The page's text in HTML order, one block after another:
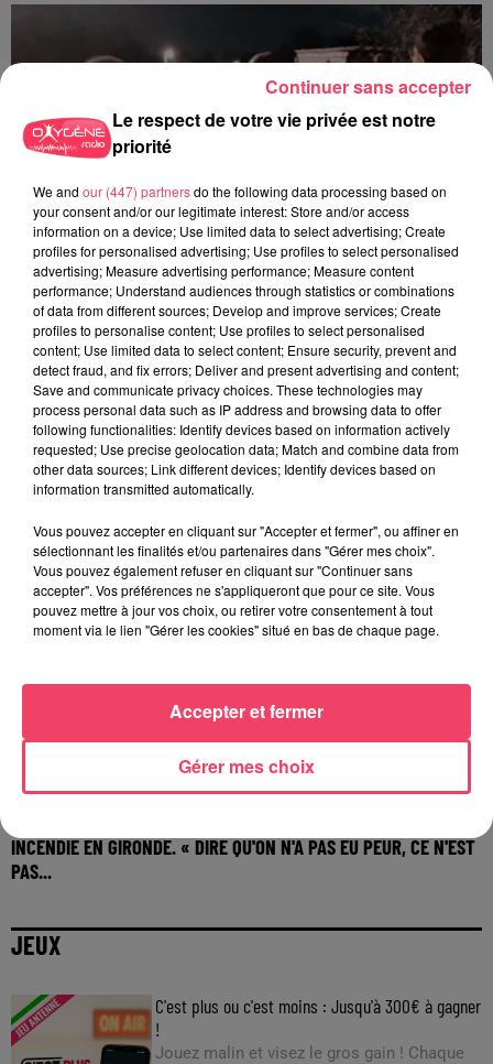
29 juillet 2026
SEGRÉ. ATTAQUE À L'ARME BLANCHE : L'AGRESSEUR INTERPELLÉ,
LE...
INCENDIE EN GIRONDE. « DIRE QU'ON N'A PAS EU PEUR, CE N'EST
PAS...
JEUX
C'est plus ou c'est moins : Jusqu'à 300€ à gagner
!
Jouez malin et visez le gros gain ! Chaque
Le respect de votre vie privée est notre
priorité
We and our (447) partnersdo the following data processing based on
your consent and/or our legitimate interest: Store and/or access
information on a device; Use limited data to select advertising; Create
profiles for personalised advertising; Use profiles to select personalised
advertising; Measure advertising performance; Measure content
performance; Understand audiences through statistics or combinations
of data from different sources; Develop and improve services; Create
profiles to personalise content; Use profiles to select personalised
content; Use limited data to select content; Ensure security, prevent and
detect fraud, and fix errors; Deliver and present advertising and content;
Save and communicate privacy choices. These technologies may
process personal data such as IP address and browsing data to offer
following functionalities: Identify devices based on information actively
requested; Use precise geolocation data; Match and combine data from
other data sources; Link different devices; Identify devices based on
information transmitted automatically.
Vous pouvez accepter en cliquant sur "Accepter et fermer", ou affiner en
sélectionnant les finalités et/ou partenaires dans "Gérer mes choix".
Vous pouvez également refuser en cliquant sur "Continuer sans
accepter". Vos préférences ne s'appliqueront que pour ce site. Vous
pouvez mettre à jour vos choix, ou retirer votre consentement à tout
moment via le lien "Gérer les cookies" situé en bas de chaque page.
Gérer mes choix
Accepter et fermer
Continuer sans accepter